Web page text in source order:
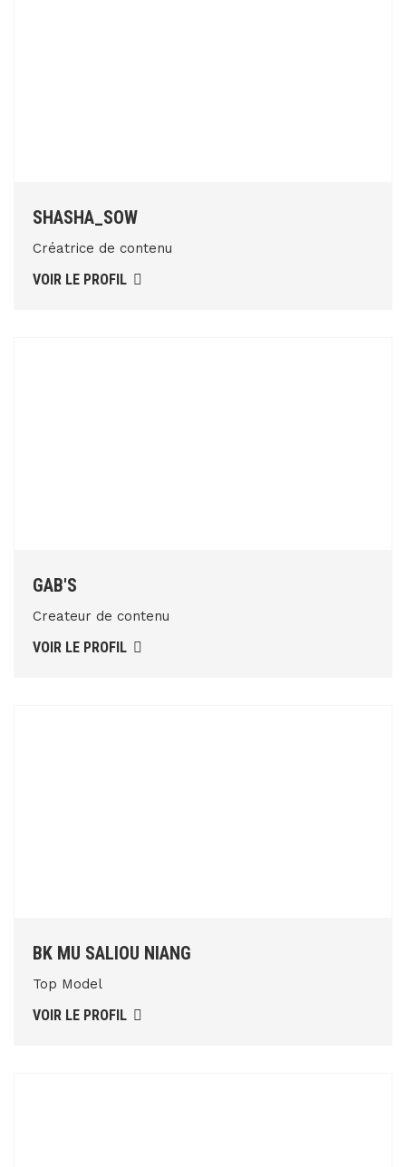
SHASHA_SOW
Créatrice de contenu
VOIR LE PROFIL
GAB'S
Createur de contenu
VOIR LE PROFIL
BK MU SALIOU NIANG
Top Model
VOIR LE PROFIL